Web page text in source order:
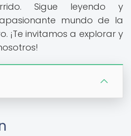
Sigue leyendo y
mundo de la
¡Te invitamos a explorar y